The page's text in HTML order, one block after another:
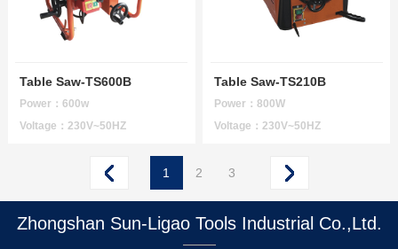
Table Saw-TS600B
Power：600w
Voltage：230V~50HZ
Table Saw-TS210B
Power：800W
Voltage：230V~50HZ
1 2 3
Zhongshan Sun-Ligao Tools Industrial Co.,Ltd.